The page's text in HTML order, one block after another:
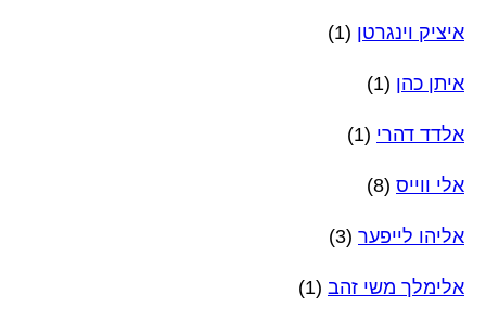
איציק וינגרטן (1)
איתן כהן (1)
אלדד דהרי (1)
אלי ווייס (8)
אליהו לייפער (3)
אלימלך משי זהב (1)